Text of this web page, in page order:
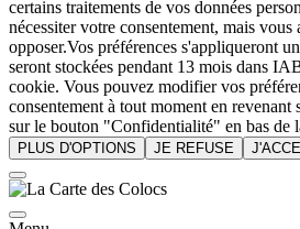
certains traitements de vos données
nécessiter votre consentement, mais
opposer.Vos préférences s'appliqueront
seront stockées pendant 13 mois dans
cookie. Vous pouvez modifier vos
consentement à tout moment en revenant
sur le bouton "Confidentialité" en bas de
PLUS D'OPTIONS JE REFUSE